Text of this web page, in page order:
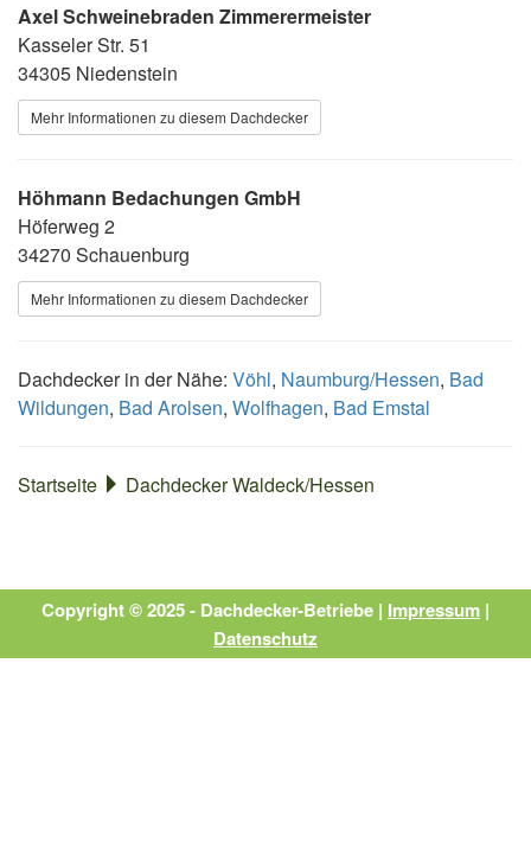
Axel Schweinebraden Zimmerermeister
Kasseler Str. 51
34305 Niedenstein
Mehr Informationen zu diesem Dachdecker
Höhmann Bedachungen GmbH
Höferweg 2
34270 Schauenburg
Mehr Informationen zu diesem Dachdecker
Dachdecker in der Nähe: Vöhl, Naumburg/Hessen, Bad
Wildungen, Bad Arolsen, Wolfhagen, Bad Emstal
Startseite Dachdecker Waldeck/Hessen
Copyright © 2025 - Dachdecker-Betriebe | Impressum |
Datenschutz